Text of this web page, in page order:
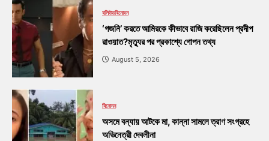
বলিউডবিনোদন
‘গজনি’ করতে আমিরকে কীভাবে রাজি করেছিলেন প্রদীপ
রাওয়াত?মৃত্যুর পর প্রকাশ্যে গোপন তথ্য
August 5, 2026
বিনোদন
অসমে বন্যায় আটকে মা, কান্না সামলে ত্রাণ সংগ্রহে
অভিনেত্রী দেবলীনা